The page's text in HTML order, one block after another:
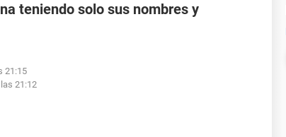
teniendo solo sus nombres y
21:15
21:12